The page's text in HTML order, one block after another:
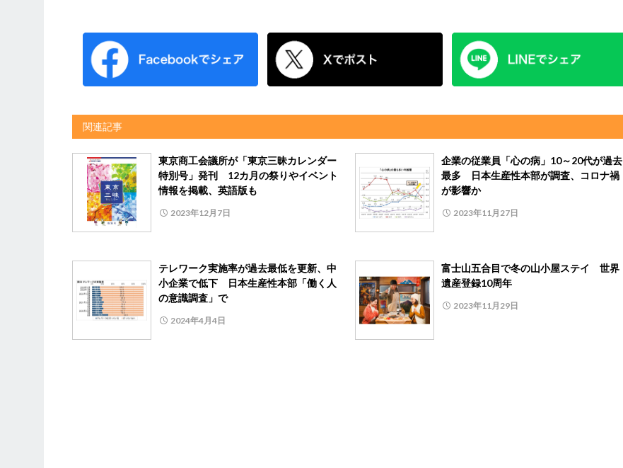
関連記事
東京商工会議所が「東京三昧カレンダー
特別号」発刊 12カ月の祭りやイベント
情報を掲載、英語版も
2023年12月7日
企業の従業員「心の病」10～20代が過去
最多 日本生産性本部が調査、コロナ禍
が影響か
2023年11月27日
テレワーク実施率が過去最低を更新、中
小企業で低下 日本生産性本部「働く人
の意識調査」で
2024年4月4日
富士山五合目で冬の山小屋ステイ 世界
遺産登録10周年
2023年11月29日